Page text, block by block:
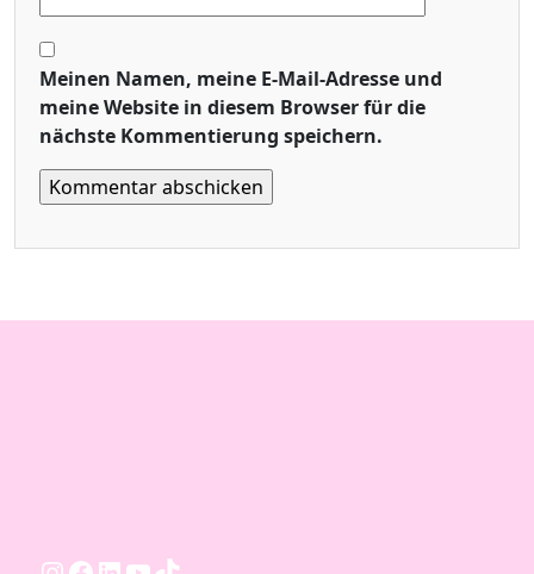
Meinen Namen, meine E-Mail-Adresse und
meine Website in diesem Browser für die
nächste Kommentierung speichern.